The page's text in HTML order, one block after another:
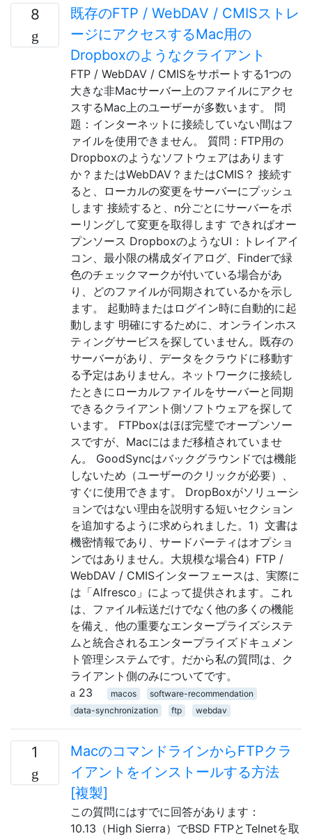
8
既存のFTP / WebDAV / CMISストレ
ージにアクセスするMac用の
Dropboxのようなクライアント
FTP / WebDAV / CMISをサポートする1​​つの
大きな非Macサーバー上のファイルにアクセ
スするMac上のユーザーが多数います。 問
題：インターネットに接続していない間はフ
ァイルを使用できません。 質問：FTP用の
Dropboxのようなソフトウェアはあります
か？またはWebDAV？またはCMIS？ 接続す
ると、ローカルの変更をサーバーにプッシュ
します 接続すると、n分ごとにサーバーをポ
ーリングして変更を取得します できればオー
プンソース DropboxのようなUI：トレイアイ
コン、最小限の構成ダイアログ、Finderで緑
色のチェックマークが付いている場合があ
り、どのファイルが同期されているかを示し
ます。 起動時またはログイン時に自動的に起
動します 明確にするために、オンラインホス
ティングサービスを探していません。既存の
サーバーがあり、データをクラウドに移動す
る予定はありません。ネットワークに接続し
たときにローカルファイルをサーバーと同期
できるクライアント側ソフトウェアを探して
います。 FTPboxはほぼ完璧でオープンソー
スですが、Macにはまだ移植されていませ
ん。 GoodSyncはバックグラウンドでは機能
しないため（ユーザーのクリックが必要）、
すぐに使用できます。 DropBoxがソリューシ
ョンではない理由を説明する短いセクション
を追加するように求められました。1）文書は
機密情報であり、サードパーティはオプショ
ンではありません。大規模な場合4）FTP /
WebDAV / CMISインターフェースは、実際に
は「Alfresco」によって提供されます。これ
は、ファイル転送だけでなく他の多くの機能
を備え、他の重要なエンタープライズシステ
ムと統合されるエンタープライズドキュメン
ト管理システムです。だから私の質問は、ク
ライアント側のみについてです。
23
macos
software-recommendation
data-synchronization
ftp webdav
1
MacのコマンドラインからFTPクラ
イアントをインストールする方法
[複製]
この質問にはすでに回答があります：
10.13（High Sierra）でBSD FTPとTelnetを取